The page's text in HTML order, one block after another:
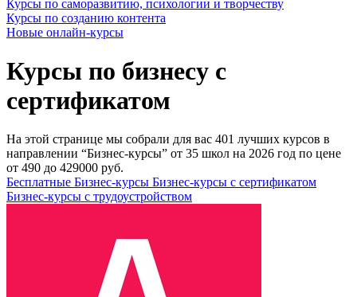
Курсы по саморазвитию, психологии и творчеству
Курсы по созданию контента
Новые онлайн‑курсы
Курсы по бизнесу с
сертификатом
На этой странице мы собрали для вас 401 лучших курсов в
направлении “Бизнес-курсы” от 35 школ на 2026 год по цене
от 490 до 429000 руб.
Бесплатные Бизнес-курсы Бизнес-курсы с сертификатом
Бизнес-курсы с трудоустройством